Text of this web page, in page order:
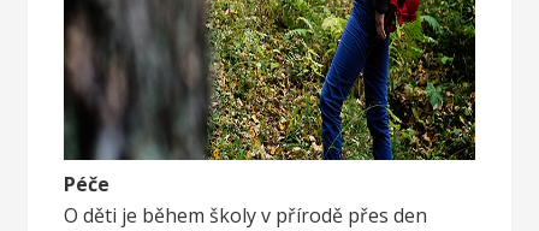
Péče
O děti je během školy v přírodě přes den